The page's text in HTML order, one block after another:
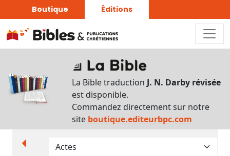
Boutique Éditions
La Bible traduction J. N. Darby révisée
est disponible.
Commandez directement sur notre
site boutique.editeurbpc.com
d’affichage
Par
verset
Translittérations